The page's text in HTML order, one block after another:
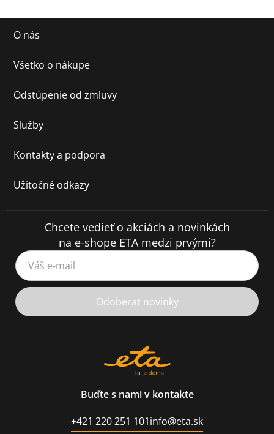
O nás
Všetko o nákupe
Odstúpenie od zmluvy
Služby
Kontakty a podpora
Užitočné odkazy
Chcete vedieť o akciách a novinkách
na e-shope ETA medzi prvými?
Váš e-mail
Odoberať novinky
Buďte s nami v kontakte
+421 220 251 101info@eta.sk